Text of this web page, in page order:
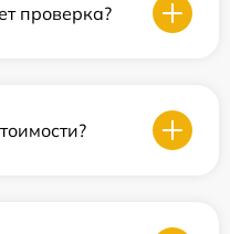
проверка?